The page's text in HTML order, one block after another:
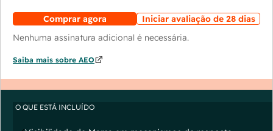
Comprar agora
Iniciar avaliação de 28 dias
Nenhuma assinatura adicional é necessária.
Saiba mais sobre AEO
O QUE ESTÁ INCLUÍDO